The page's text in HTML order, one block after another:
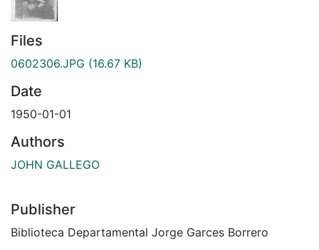
Files
0602306.JPG (16.67 KB)
Date
1950-01-01
Authors
JOHN GALLEGO
Publisher
Biblioteca Departamental Jorge Garces Borrero